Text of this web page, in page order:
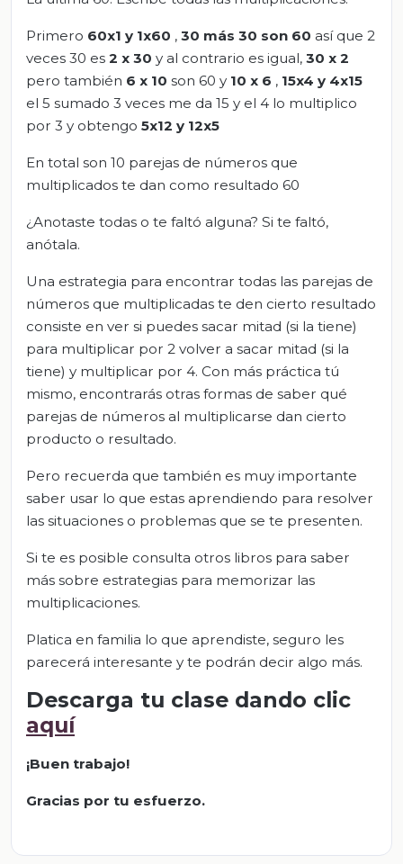
Primero 60x1 y 1x60 , 30 más 30 son 60 así que 2
veces 30 es 2 x 30 y al contrario es igual, 30 x 2
pero también 6 x 10 son 60 y 10 x 6 , 15x4 y 4x15
el 5 sumado 3 veces me da 15 y el 4 lo multiplico
por 3 y obtengo 5x12 y 12x5
En total son 10 parejas de números que
multiplicados te dan como resultado 60
¿Anotaste todas o te faltó alguna? Si te faltó,
anótala.
Una estrategia para encontrar todas las parejas de
números que multiplicadas te den cierto resultado
consiste en ver si puedes sacar mitad (si la tiene)
para multiplicar por 2 volver a sacar mitad (si la
tiene) y multiplicar por 4. Con más práctica tú
mismo, encontrarás otras formas de saber qué
parejas de números al multiplicarse dan cierto
producto o resultado.
Pero recuerda que también es muy importante
saber usar lo que estas aprendiendo para resolver
las situaciones o problemas que se te presenten.
Si te es posible consulta otros libros para saber
más sobre estrategias para memorizar las
multiplicaciones.
Platica en familia lo que aprendiste, seguro les
parecerá interesante y te podrán decir algo más.
Descarga tu clase dando clic
aquí
¡Buen trabajo!
Gracias por tu esfuerzo.